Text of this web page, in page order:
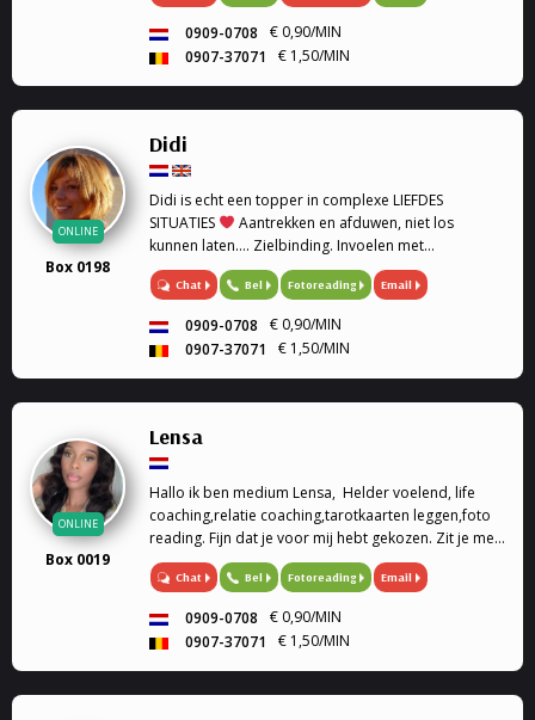
medium, energetische therapeute, reconnective
healing, afstandshealing voor mens en dier, bij elk
gesprek krijg je een healing door de trillingen van
mijn stem. Rouwverwerking, geen enkele vraag is me
vreemd. Ik werk met gidsen en de engelentherapie.
Ik kan ook de engelenkaarten voor je leggen. Liefs
Sofia
0909-0708
€ 0,90/MIN
0907-37071
€ 1,50/MIN
ONLINE
Box 0198
Didi
Didi is echt een topper in complexe LIEFDES
SITUATIES
Aantrekken en afduwen, niet los
kunnen laten.... Zielbinding. Invoelen met
geboortedatum en astrologie. Medium, Astrologe,
kaartleggen. Coach, Relatie Coach, Droomverklaring,
Helderwetend.
Chat Bel Fotoreading Email
0909-0708
€ 0,90/MIN
0907-37071
€ 1,50/MIN
ONLINE
Box 0019
Lensa
Hallo ik ben medium Lensa, Helder voelend, life
coaching,relatie coaching,tarotkaarten leggen,foto
reading. Fijn dat je voor mij hebt gekozen. Zit je met
vragen over welke situatie dan ook in jouw leven
help ik als jarenlange ervaren medium jou graag om
Chat Bel Fotoreading Email
0909-0708
€ 0,90/MIN
0907-37071
€ 1,50/MIN